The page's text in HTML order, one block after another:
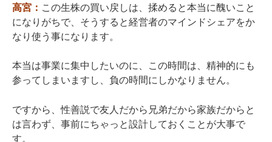
高宮： この生株の買い戻しは、揉めると本当に醜いこと
になりがちで、そうすると経営者のマインドシェアをか
なり使う事になります。
本当は事業に集中したいのに、この時間は、精神的にも
参ってしまいますし、負の時間にしかなりません。
ですから、性善説で友人だから兄弟だから家族だからと
は言わず、事前にちゃっと設計しておくことが大事で
す。